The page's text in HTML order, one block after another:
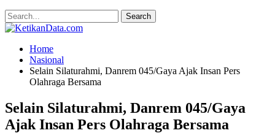
Home
Nasional
Selain Silaturahmi, Danrem 045/Gaya Ajak Insan Pers
Olahraga Bersama
Selain Silaturahmi, Danrem 045/Gaya
Ajak Insan Pers Olahraga Bersama